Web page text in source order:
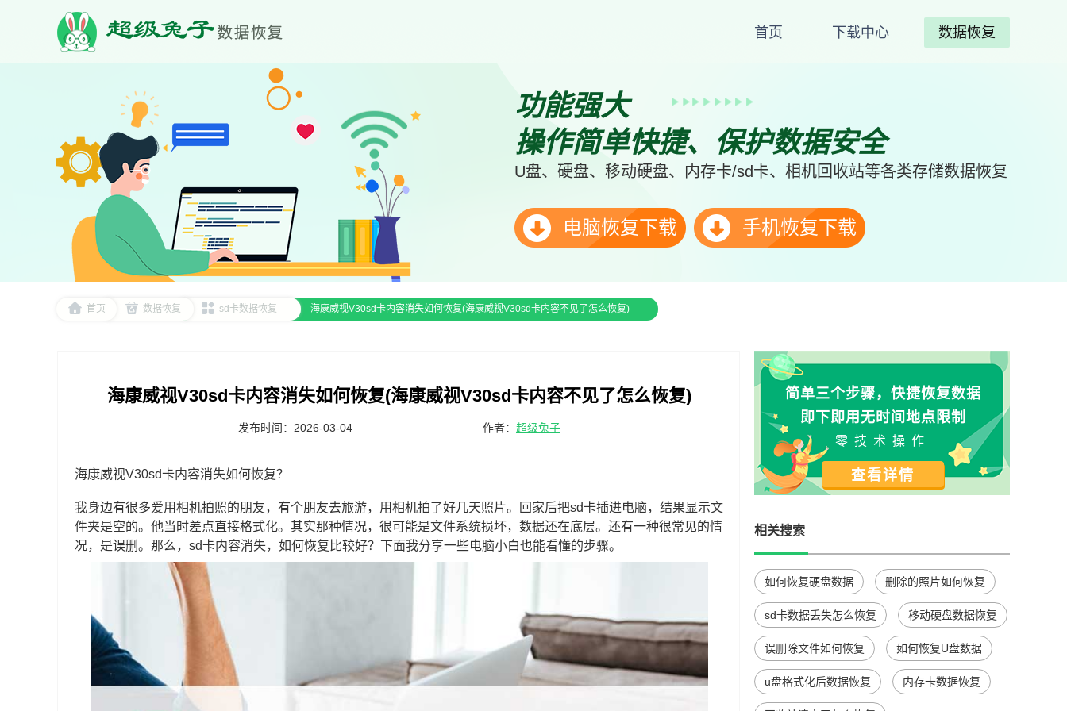
首页 下载中心 数据恢复
功能强大
操作简单快捷、保护数据安全
U盘、硬盘、移动硬盘、内存卡/sd卡、相机回收站等各类存储数据恢复
电脑恢复下载 手机恢复下载
首页 数据恢复 sd卡数据恢复 海康威视V30sd卡内容消失如何恢复(海康威视V30sd卡内容不见了怎么恢复)
海康威视V30sd卡内容消失如何恢复(海康威视V30sd卡内容不见了怎么恢复)
发布时间：2026-03-04 作者： 超级兔子
海康威视V30sd卡内容消失如何恢复？
我身边有很多爱用相机拍照的朋友，有个朋友去旅游，用相机拍了好几天照片。回家后把sd卡插进电脑，结果显示文
件夹是空的。他当时差点直接格式化。其实那种情况，很可能是文件系统损坏，数据还在底层。还有一种很常见的情
况，是误删。那么，sd卡内容消失，如何恢复比较好？下面我分享一些电脑小白也能看懂的步骤。
简单三个步骤，快捷恢复数据
即下即用无时间地点限制
零技术操作
查看详情
相关搜索
如何恢复硬盘数据 删除的照片如何恢复
sd卡数据丢失怎么恢复 移动硬盘数据恢复
误删除文件如何恢复 如何恢复U盘数据
u盘格式化后数据恢复 内存卡数据恢复